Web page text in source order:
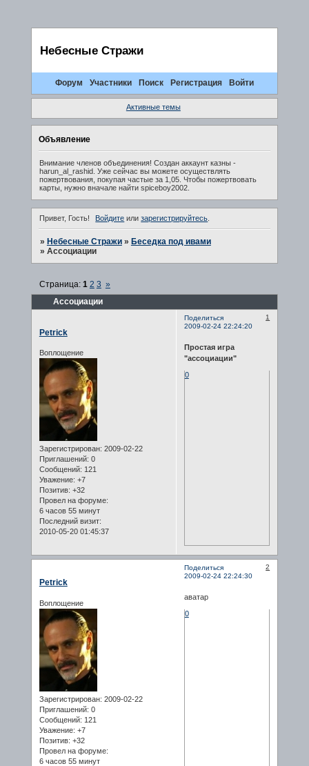
Небесные Стражи
Форум Участники Поиск Регистрация Войти
Активные темы
Объявление
Внимание членов объединения! Создан аккаунт казны -
harun_al_rashid. Уже сейчас вы можете осуществлять
пожертвования, покупая частые за 1,05. Чтобы пожертвовать
карты, нужно вначале найти spiceboy2002.
Привет, Гость! Войдите илизарегистрируйтесь
» Небесные Стражи » Беседка под ивами
» Ассоциации
Ассоциации
Страница: 1 2 3 »
Поделиться
1
2009-02-24 22:24:20
Petrick
Воплощение
Зарегистрирован: 2009-02-22
Приглашений: 0
Сообщений: 121
Уважение: +7
Позитив: +32
Провел на форуме:
6 часов 55 минут
Последний визит:
2010-05-20 01:45:37
Простая игра
"ассоциации"
0
Поделиться
2
2009-02-24 22:24:30
Petrick
Воплощение
Зарегистрирован: 2009-02-22
Приглашений: 0
Сообщений: 121
Уважение: +7
Позитив: +32
Провел на форуме:
6 часов 55 минут
аватар
0